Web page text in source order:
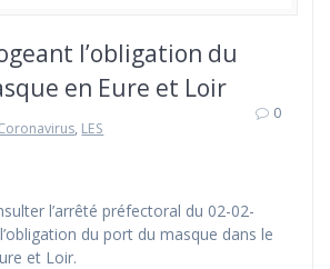
l’obligation du
en Eure et Loir
, LES
0
l’arrêté préfectoral du 02-02-
du port du masque dans le
et Loir.